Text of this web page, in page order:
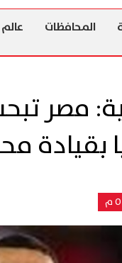
المحافظات عالم
مصر
بقيادة